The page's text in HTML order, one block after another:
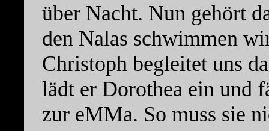
über Nacht. Nun gehört
den Nalas schwimmen
Christoph begleitet uns
lädt er Dorothea ein und
zur eMMa. So muss sie